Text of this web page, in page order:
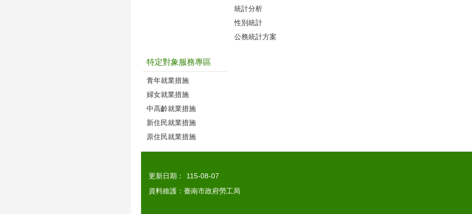
統計分析
性別統計
公務統計方案
特定對象服務專區
青年就業措施
婦女就業措施
中高齡就業措施
新住民就業措施
原住民就業措施
更新日期：
115-08-07
資料維護：臺南市政府勞工局